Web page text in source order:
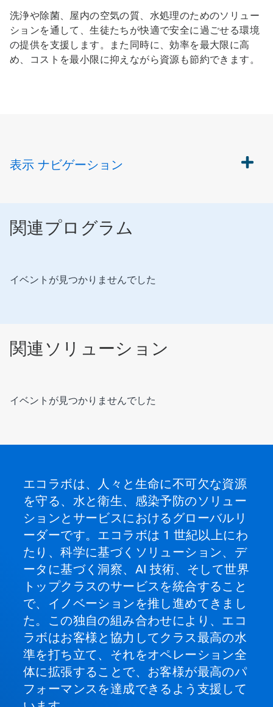
洗浄や除菌、屋内の空気の質、水処理のためのソリュー
ションを通して、生徒たちが快適で安全に過ごせる環境
の提供を支援します。また同時に、効率を最大限に高
め、コストを最小限に抑えながら資源も節約できます。
表示 ナビゲーション
関連プログラム
イベントが見つかりませんでした
関連ソリューション
イベントが見つかりませんでした
エコラボは、人々と生命に不可欠な資源
を守る、水と衛生、感染予防のソリュー
ションとサービスにおけるグローバルリ
ーダーです。エコラボは 1 世紀以上にわ
たり、科学に基づくソリューション、デ
ータに基づく洞察、AI 技術、そして世界
トップクラスのサービスを統合すること
で、イノベーションを推し進めてきまし
た。この独自の組み合わせにより、エコ
ラボはお客様と協力してクラス最高の水
準を打ち立て、それをオペレーション全
体に拡張することで、お客様が最高のパ
フォーマンスを達成できるよう支援して